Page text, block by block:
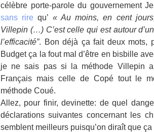
célèbre porte-parole du gouvernement
sans rire qu’ « Au moins, en cent
Villepin (…) C’est celle qui est autour
l’efficacité”. Bon déjà ça fait deux mots,
Budget ça la fout mal d’être en bisbille
je ne sais pas si la méthode Villepin
Français mais celle de Copé tout le
méthode Coué.
Allez, pour finir, devinette: de quel
déclarations suivantes concernant les
semblent meilleurs puisqu’on diraît que